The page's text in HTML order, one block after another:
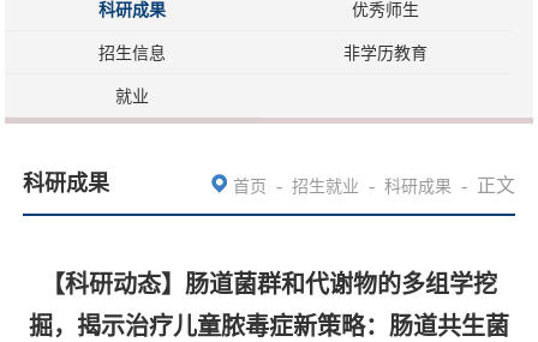
科研成果 优秀师生
招生信息 非学历教育
就业
科研成果 首页 - 招生就业 - 科研成果 - 正文
【科研动态】肠道菌群和代谢物的多组学挖
掘，揭示治疗儿童脓毒症新策略：肠道共生菌